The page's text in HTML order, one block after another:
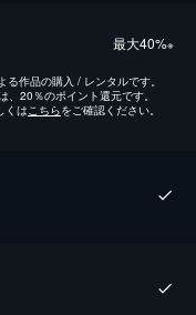
最⼤40%※
作品の購入 / レンタルです。
20％のポイント還元です。
くは こちらをご確認ください。